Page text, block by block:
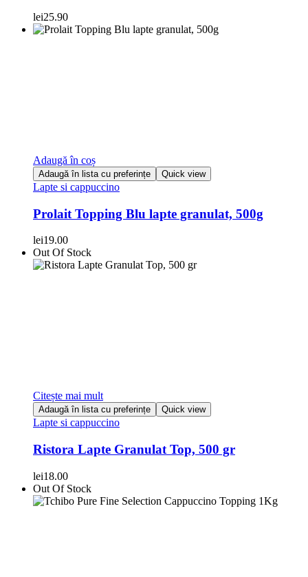
lei25.90
Adaugă în coș
Adaugă în lista cu preferințe Quick view
Lapte si cappuccino
Prolait Topping Blu lapte granulat, 500g
lei19.00
Out Of Stock
Citește mai mult
Adaugă în lista cu preferințe Quick view
Lapte si cappuccino
Ristora Lapte Granulat Top, 500 gr
lei18.00
Out Of Stock